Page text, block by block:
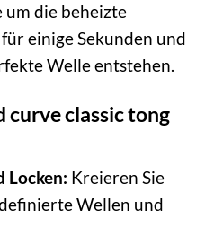
die beheizte
einige Sekunden und
Welle entstehen.
curve classic tong
Locken: Kreieren Sie
Wellen und